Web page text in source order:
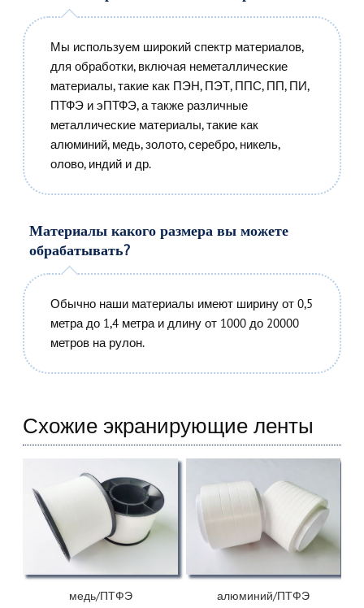
Мы используем широкий спектр материалов,
для обработки, включая неметаллические
материалы, такие как ПЭН, ПЭТ, ППС, ПП, ПИ,
ПТФЭ и эПТФЭ, а также различные
металлические материалы, такие как
алюминий, медь, золото, серебро, никель,
олово, индий и др.
Материалы какого размера вы можете
обрабатывать?
Обычно наши материалы имеют ширину от 0,5
метра до 1,4 метра и длину от 1000 до 20000
метров на рулон.
Схожие экранирующие ленты
медь/ПТФЭ алюминий/ПТФЭ